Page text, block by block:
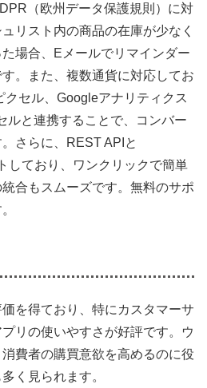
（欧州データ保護規則）に対
リスト内の商品の在庫が少なく
場合、Eメールでリマインダー
。また、複数通貨に対応してお
セル、Googleアナリティクス
ルと連携することで、コンバー
さらに、REST APIと
しており、ワンクリックで簡単
合もスムーズです。無料のサポ
を得ており、特にカスタマーサ
リの使いやすさが好評です。ウ
費者の購買意欲を高めるのに役
く見られます。